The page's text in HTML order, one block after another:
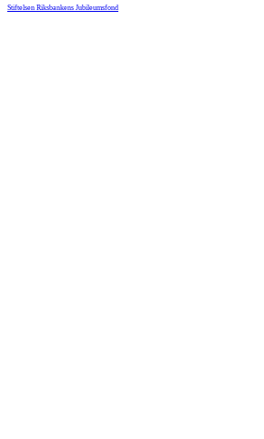
Stiftelsen Riksbankens Jubileumsfond